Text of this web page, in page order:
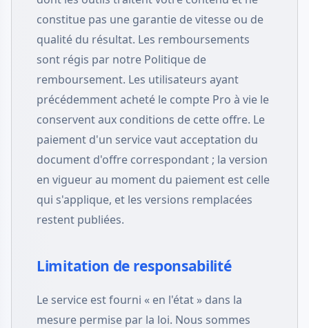
constitue pas une garantie de vitesse ou de
qualité du résultat. Les remboursements
sont régis par notre Politique de
remboursement. Les utilisateurs ayant
précédemment acheté le compte Pro à vie le
conservent aux conditions de cette offre. Le
paiement d'un service vaut acceptation du
document d'offre correspondant ; la version
en vigueur au moment du paiement est celle
qui s'applique, et les versions remplacées
restent publiées.
Limitation de responsabilité
Le service est fourni « en l'état » dans la
mesure permise par la loi. Nous sommes